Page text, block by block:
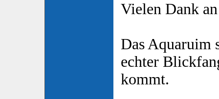
Vielen Dank
Das Aquaruim
echter
kommt.